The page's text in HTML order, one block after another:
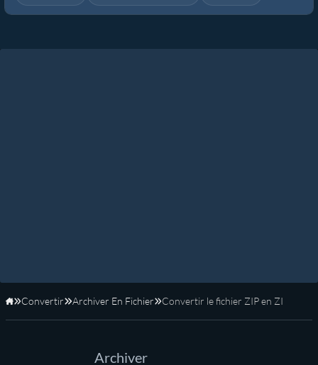
Accueil
Convertir Archiver En Fichier Convertir le fichier ZIP en ZI
Archiver